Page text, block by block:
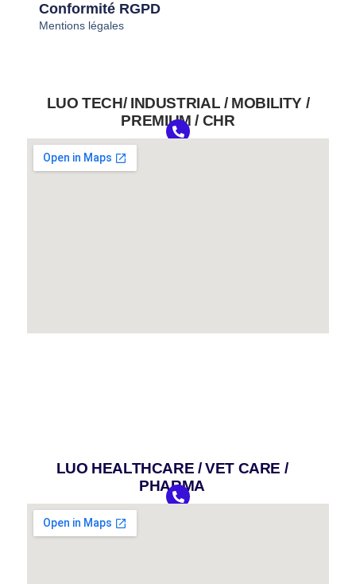
Conformité RGPD
Mentions légales
LUO TECH/ INDUSTRIAL / MOBILITY /
PREMIUM / CHR
LUO HEALTHCARE / VET CARE /
PHARMA